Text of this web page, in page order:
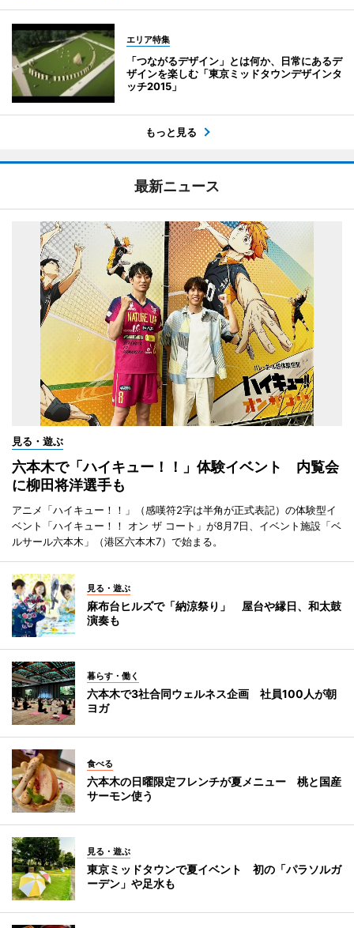
エリア特集
「つながるデザイン」とは何か、日常にあるデ
ザインを楽しむ「東京ミッドタウンデザインタ
ッチ2015」
もっと見る
最新ニュース
見る・遊ぶ
六本木で「ハイキュー！！」体験イベント 内覧会
に柳田将洋選手も
アニメ「ハイキュー！！」（感嘆符2字は半角が正式表記）の体験型イ
ベント「ハイキュー！！ オン ザ コート」が8月7日、イベント施設「ベ
ルサール六本木」（港区六本木7）で始まる。
見る・遊ぶ
麻布台ヒルズで「納涼祭り」 屋台や縁日、和太鼓
演奏も
暮らす・働く
六本木で3社合同ウェルネス企画 社員100人が朝
ヨガ
食べる
六本木の日曜限定フレンチが夏メニュー 桃と国産
サーモン使う
見る・遊ぶ
東京ミッドタウンで夏イベント 初の「パラソルガ
ーデン」や足水も